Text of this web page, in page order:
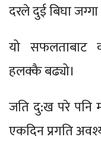
दरले दुई बिघा
यो सफलताबाट
हलक्कै बढ्यो।
जति दु:ख परे पनि
एकदिन प्रगति